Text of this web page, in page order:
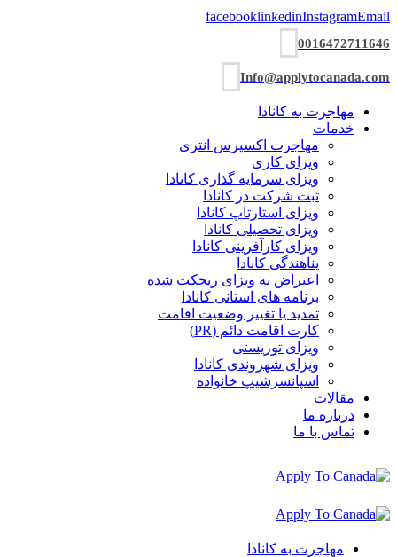
facebooklinkedinInstagramEmail
0016472711646
Info@applytocanada.com
مهاجرت به کانادا
خدمات
مهاجرت اکسپرس انتری
ویزای کاری
ویزای سرمایه گذاری کانادا
ثبت شرکت در کانادا
ویزای استارتاپ کانادا
ویزای تحصیلی کانادا
ویزای کارآفرینی کانادا
پناهندگی کانادا
اعتراض به ویزای ریجکت شده
برنامه های استانی کانادا
تمدید یا تغییر وضعیت اقامت
کارت اقامت دائم (PR)
ویزای توریستی
ویزای شھروندی کانادا
اسپانسرشیپ خانواده
مقالات
درباره ما
تماس با ما
مهاجرت به کانادا